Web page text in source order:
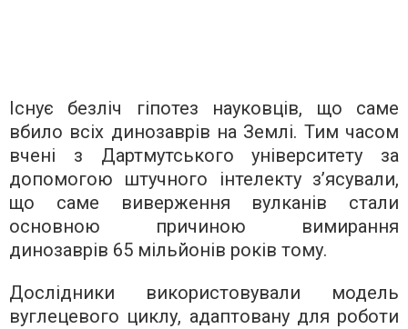
Існує безліч гіпотез науковців, що саме
вбило всіх динозаврів на Землі. Тим часом
вчені з Дартмутського університету за
допомогою штучного інтелекту з’ясували,
що саме виверження вулканів стали
основною причиною вимирання
динозаврів 65 мільйонів років тому.
Дослідники використовували модель
вуглецевого циклу, адаптовану для роботи